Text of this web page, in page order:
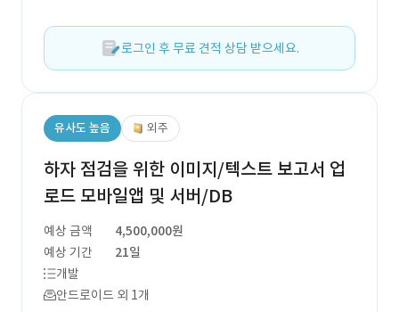
로그인 후 무료 견적 상담 받으세요.
유사도 높음 외주
하자 점검을 위한 이미지/텍스트 보고서 업
로드 모바일앱 및 서버/DB
예상 금액
4,500,000원
예상 기간
21일
개발
안드로이드 외 1개